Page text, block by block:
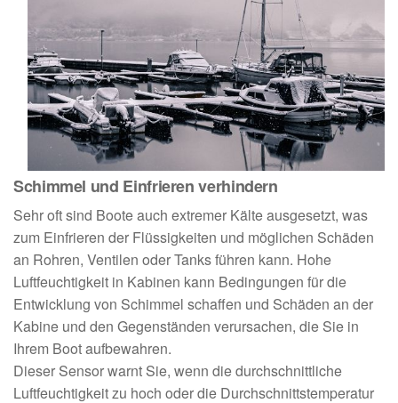
Schimmel und Einfrieren verhindern
Sehr oft sind Boote auch extremer Kälte ausgesetzt, was
zum Einfrieren der Flüssigkeiten und möglichen Schäden
an Rohren, Ventilen oder Tanks führen kann. Hohe
Luftfeuchtigkeit in Kabinen kann Bedingungen für die
Entwicklung von Schimmel schaffen und Schäden an der
Kabine und den Gegenständen verursachen, die Sie in
Ihrem Boot aufbewahren.
Dieser Sensor warnt Sie, wenn die durchschnittliche
Luftfeuchtigkeit zu hoch oder die Durchschnittstemperatur